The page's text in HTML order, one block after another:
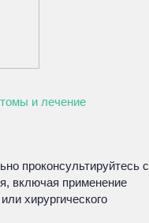
и лечение
проконсультируйтесь с
включая применение
хирургического